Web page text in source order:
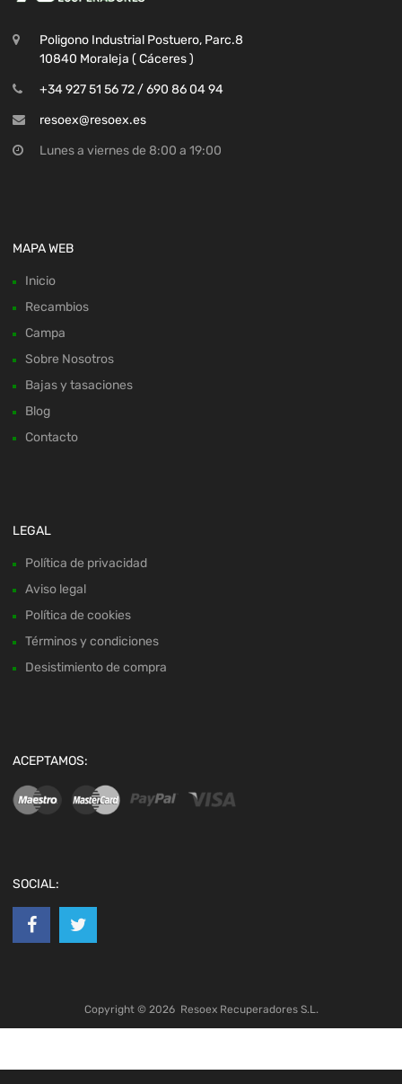
Poligono Industrial Postuero, Parc.8
10840 Moraleja ( Cáceres )
+34 927 51 56 72 / 690 86 04 94
resoex@resoex.es
Lunes a viernes de 8:00 a 19:00
MAPA WEB
Inicio
Recambios
Campa
Sobre Nosotros
Bajas y tasaciones
Blog
Contacto
LEGAL
Política de privacidad
Aviso legal
Política de cookies
Términos y condiciones
Desistimiento de compra
ACEPTAMOS:
SOCIAL:
Copyright © 2026 Resoex Recuperadores S.L.